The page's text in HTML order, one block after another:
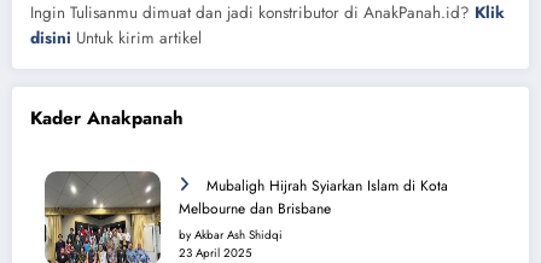
Ingin Tulisanmu dimuat dan jadi konstributor di AnakPanah.id? Klik
disini Untuk kirim artikel
Kader Anakpanah
Mubaligh Hijrah Syiarkan Islam di Kota
Melbourne dan Brisbane
by Akbar Ash Shidqi
23 April 2025